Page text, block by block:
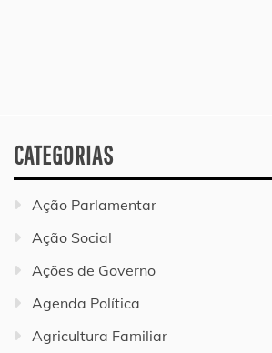
CATEGORIAS
Ação Parlamentar
Ação Social
Ações de Governo
Agenda Política
Agricultura Familiar